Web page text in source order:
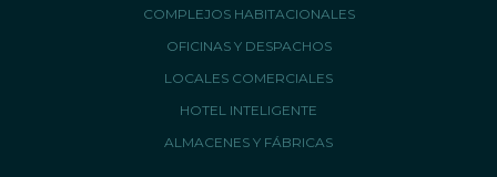
COMPLEJOS HABITACIONALES
OFICINAS Y DESPACHOS
LOCALES COMERCIALES
HOTEL INTELIGENTE
ALMACENES Y FÁBRICAS